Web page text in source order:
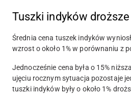
Tuszki indyków droższe
Średnia cena tuszek indyków
wzrost o około 1% w porównaniu z
Jednocześnie cena była o 15%
ujęciu rocznym sytuacja pozostaje
tuszki indyków były o około 1%